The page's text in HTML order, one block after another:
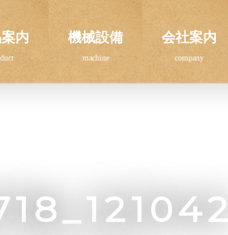
内 機械設備 会社案内